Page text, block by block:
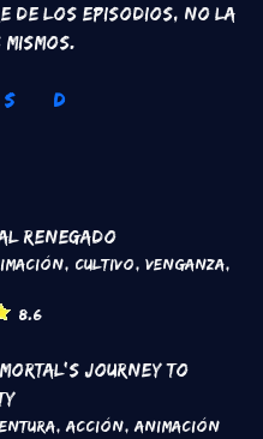
de los episodios, no la
S D
renegado
, Cultivo, Venganza,
8.6
Journey To
,Acción,Animación